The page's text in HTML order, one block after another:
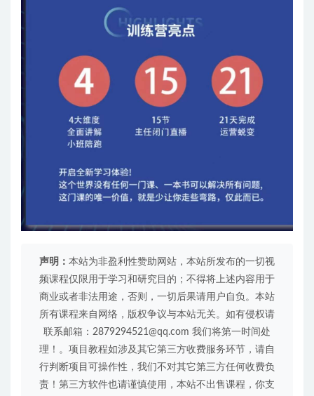
声明： 本站为非盈利性赞助网站，本站所发布的一切视
频课程仅限用于学习和研究目的；不得将上述内容用于
商业或者非法用途，否则，一切后果请用户自负。本站
所有课程来自网络，版权争议与本站无关。如有侵权请
联系邮箱：2879294521@qq.com 我们将第一时间处
理！。项目教程如涉及其它第三方收费服务环节，请自
行判断项目可操作性，我们不对其它第三方任何收费负
责！第三方软件也请谨慎使用，本站不出售课程，你支